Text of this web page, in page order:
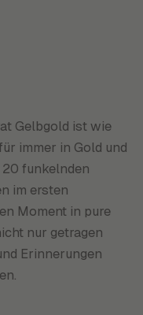
Gelbgold ist wie
immer in Gold und
funkelnden
im ersten
Moment in pure
nur getragen
Erinnerungen